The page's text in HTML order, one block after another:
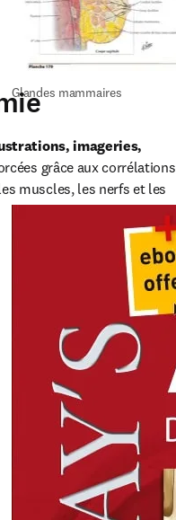
Glandes mammaires
imageries,
grâce aux corrélations
muscles, les nerfs et les